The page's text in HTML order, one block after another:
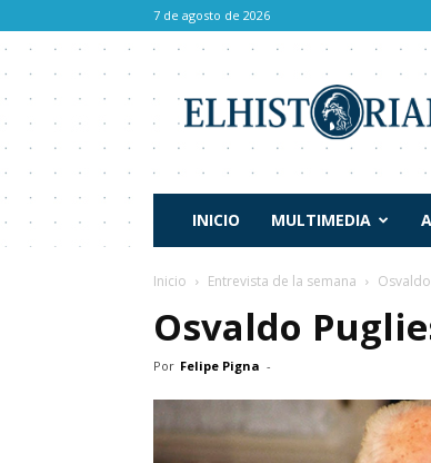
7 de agosto de 2026
Historiador
INICIO MULTIMEDIA
Inicio Entrevista de la semana
Osvaldo
Por Felipe Pigna -